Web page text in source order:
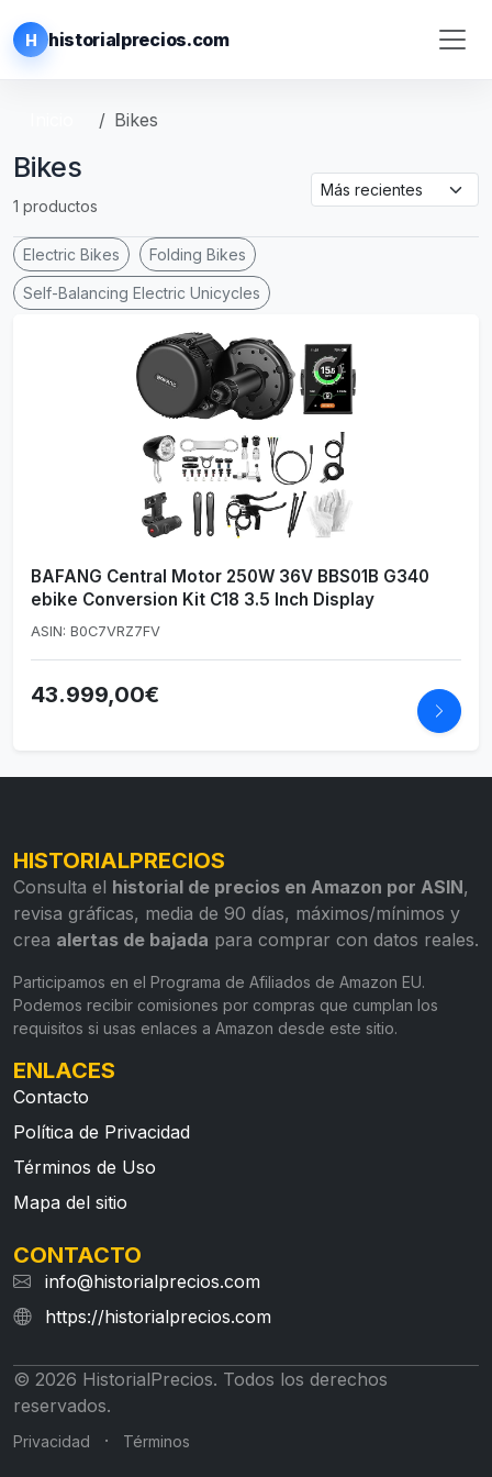
H historialprecios.com
Bikes
Bikes
1 productos
Electric Bikes Folding Bikes
Self-Balancing Electric Unicycles
BAFANG Central Motor 250W 36V BBS01B G340
ebike Conversion Kit C18 3.5 Inch Display
ASIN: B0C7VRZ7FV
43.999,00€
HISTORIALPRECIOS
Consulta el historial de precios en Amazon por ASIN,
revisa gráficas, media de 90 días, máximos/mínimos y
crea alertas de bajada para comprar con datos reales.
Participamos en el Programa de Afiliados de Amazon EU.
Podemos recibir comisiones por compras que cumplan los
requisitos si usas enlaces a Amazon desde este sitio.
ENLACES
Contacto
Política de Privacidad
Términos de Uso
Mapa del sitio
CONTACTO
info@historialprecios.com
https://historialprecios.com
© 2026 HistorialPrecios. Todos los derechos
reservados.
Privacidad · Términos